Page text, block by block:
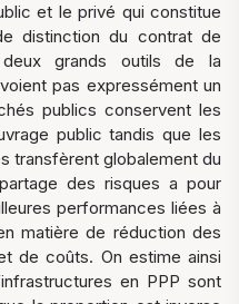
et le privé qui constitue
distinction du contrat de
grands outils de la
pas expressément un
publics conservent les
public tandis que les
transfèrent globalement du
des risques a pour
performances liées à
matière de réduction des
de coûts. On estime ainsi
en PPP sont